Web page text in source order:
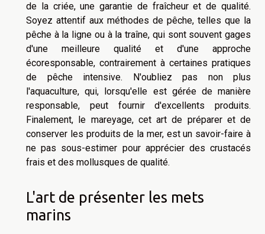
de la criée, une garantie de fraîcheur et de qualité.
Soyez attentif aux méthodes de pêche, telles que la
pêche à la ligne ou à la traîne, qui sont souvent gages
d'une meilleure qualité et d'une approche
écoresponsable, contrairement à certaines pratiques
de pêche intensive. N'oubliez pas non plus
l'aquaculture, qui, lorsqu'elle est gérée de manière
responsable, peut fournir d'excellents produits.
Finalement, le mareyage, cet art de préparer et de
conserver les produits de la mer, est un savoir-faire à
ne pas sous-estimer pour apprécier des crustacés
frais et des mollusques de qualité.
L'art de présenter les mets
marins